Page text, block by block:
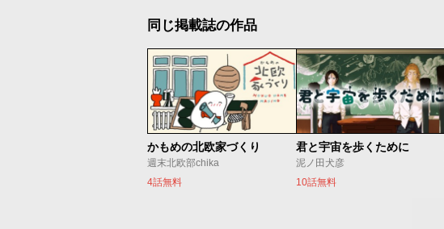
同じ掲載誌の作品
かもめの北欧家づくり
週末北欧部chika
4話無料
君と宇宙を歩くために
泥ノ田犬彦
10話無料